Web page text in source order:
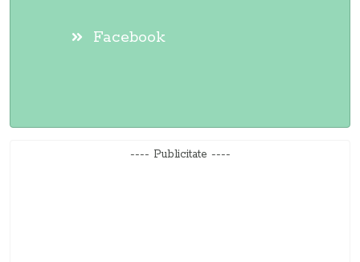
Facebook
---- Publicitate ----